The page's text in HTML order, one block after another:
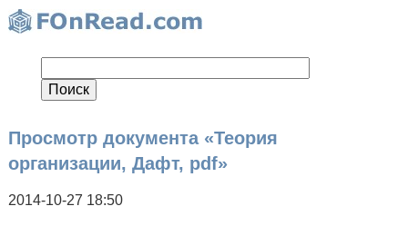
Просмотр документа «Теория
организации, Дафт, pdf»
2014-10-27 18:50